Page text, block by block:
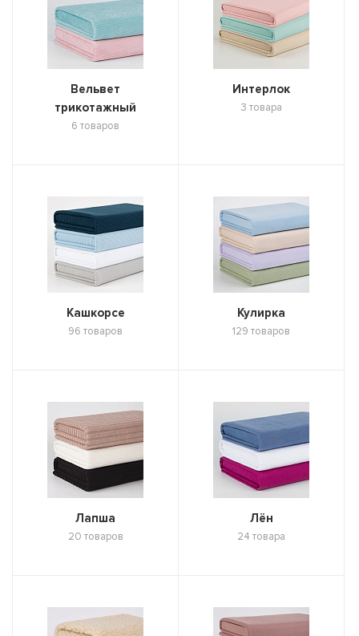
Вельвет
трикотажный
6 товаров
Интерлок
3 товара
Кашкорсе
96 товаров
Кулирка
129 товаров
Лапша
20 товаров
Лён
24 товара